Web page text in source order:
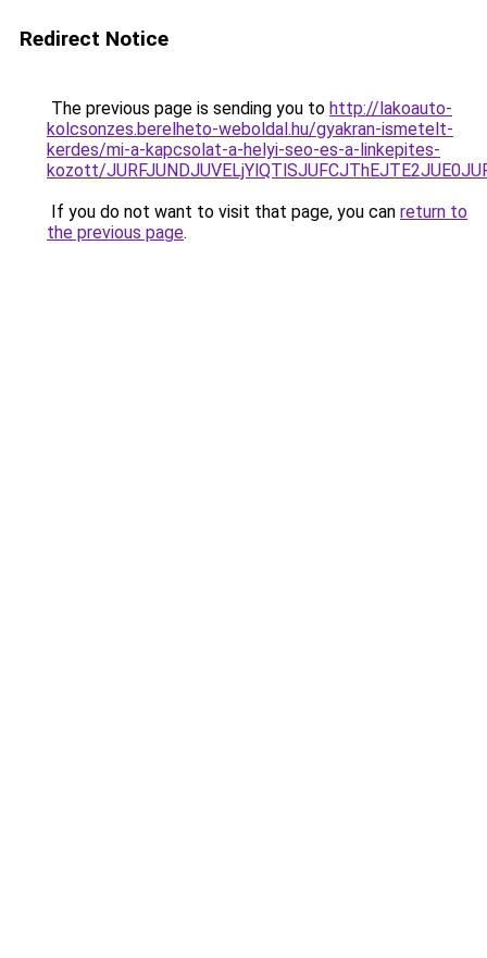
Redirect Notice
The previous page is sending you to http://lakoauto-
kolcsonzes.berelheto-weboldal.hu/gyakran-ismetelt-
kerdes/mi-a-kapcsolat-a-helyi-seo-es-a-linkepites-
kozott/
If you do not want to visit that page, you can return to
the previous page.